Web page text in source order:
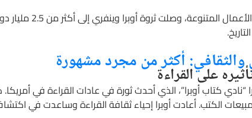
بفضل هذه
والثقافي: أكثر من مجرد مشهورة
على القراءة
أوبرا “نادي كتاب أوبرا”، الذي أحدث ثورة في عادات القراءة
الكتب. أعادت أوبرا إحياء ثقافة القراءة وساعدت في